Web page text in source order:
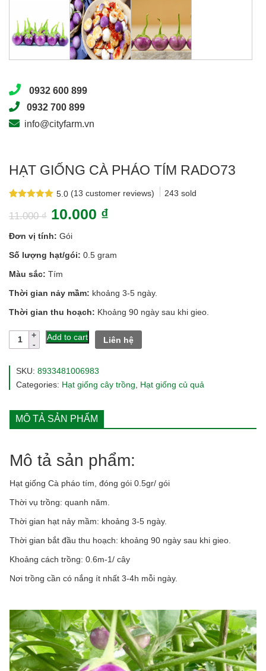
0932 600 899
0932 700 899
info@cityfarm.vn
HẠT GIỐNG CÀ PHÁO TÍM RADO73
5.0
out of 5
customer
ratings
(13 customer reviews) 243 sold
11.000₫ 10.000 ₫
Đơn vị tính: Gói
Số lượng hạt/gói: 0.5 gram
Màu sắc: Tím
Thời gian nảy mầm: khoảng 3-5 ngày.
Thời gian thu hoạch: Khoảng 90 ngày sau khi gieo.
Hạt
pháo
rado73
Add to cart Liên hệ
SKU: 8933481006983
Categories: Hạt giống cây trồng, Hạt giống củ quả
MÔ TẢ SẢN PHẨM
Mô tả sản phẩm:
Hạt giống Cà pháo tím, đóng gói 0.5gr/ gói
Thời vụ trồng: quanh năm.
Thời gian hạt nảy mầm: khoảng 3-5 ngày.
Thời gian bắt đầu thu hoạch: khoảng 90 ngày sau khi gieo.
Khoảng cách trồng: 0.6m-1/ cây
Nơi trồng cần có nắng ít nhất 3-4h mỗi ngày.